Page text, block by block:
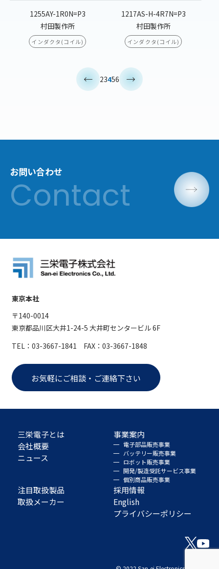
1255AY-1R0N=P3
村田製作所
インダクタ(コイル)
1217AS-H-4R7N=P3
村田製作所
インダクタ(コイル)
23456
お問い合わせ
東京本社
〒140-0014
東京都品川区大井1-24-5 大井町センタービル 6F
TEL：03-3667-1841 FAX：03-3667-1848
お気軽にご相談・ご連絡下さい
三栄電子とは
会社概要
ニュース
事業案内
電子部品販売事業
バッテリー販売事業
ロボット販売事業
開発/製造受託サービス事業
個別商品販売事業
注目取扱製品
取扱メーカー
採用情報
English
プライバシーポリシー